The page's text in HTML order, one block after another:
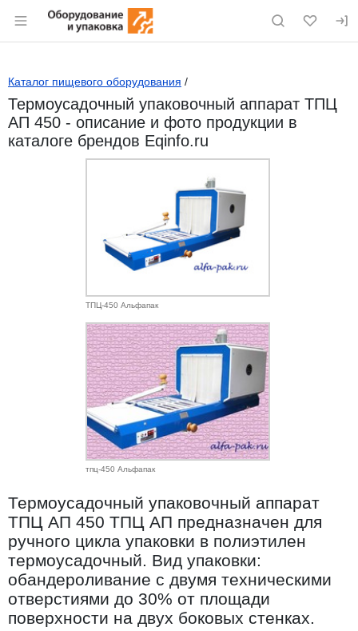
Раздел навигации по сайту eqinfo.ru
Каталог пищевого оборудования /
Термоусадочный упаковочный аппарат ТПЦ
АП 450 - описание и фото продукции в
каталоге брендов Eqinfo.ru
ТПЦ-450 Альфапак
тпц-450 Альфапак
Термоусадочный упаковочный аппарат
ТПЦ АП 450 ТПЦ АП предназначен для
ручного цикла упаковки в полиэтилен
термоусадочный. Вид упаковки:
обандероливание с двумя техническими
отверстиями до 30% от площади
поверхности на двух боковых стенках.